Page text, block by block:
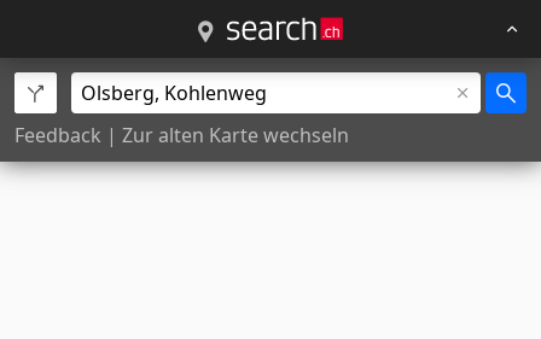
Feedback | Zur alten Karte wechseln